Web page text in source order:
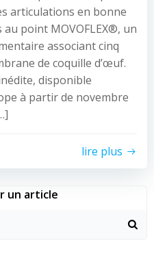
articulations en bonne
point MOVOFLEX®, un
associant cinq
de coquille d’œuf.
disponible
à partir de novembre
lire plus
un article